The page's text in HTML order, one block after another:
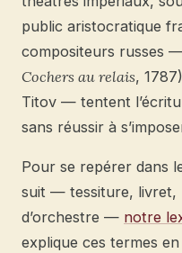
public aristocratique
compositeurs russes
Cochers au relais,
Titov — tentent
sans réussir à
Pour se repérer dans
suit — tessiture, livret,
d’orchestre — notre
explique ces termes